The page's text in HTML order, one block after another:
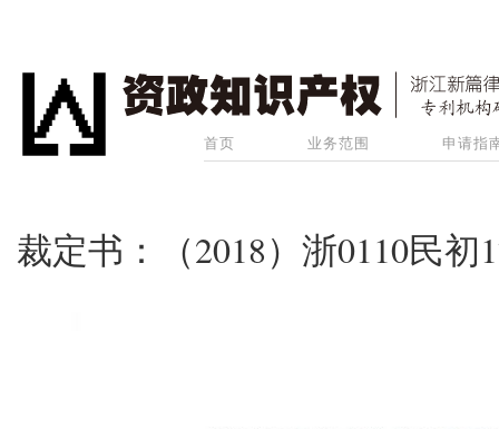
首页 业务范围 申请指
裁定书：（2018）浙0110民初